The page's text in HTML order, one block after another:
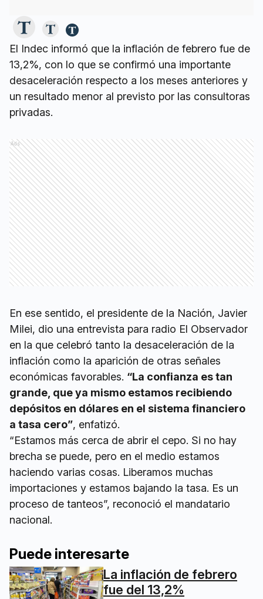
El Indec informó que la inflación de febrero fue de
13,2%, con lo que se confirmó una importante
desaceleración respecto a los meses anteriores y
un resultado menor al previsto por las consultoras
privadas.
Ads
En ese sentido, el presidente de la Nación, Javier
Milei, dio una entrevista para radio El Observador
en la que celebró tanto la desaceleración de la
inflación como la aparición de otras señales
económicas favorables. “La confianza es tan
grande, que ya mismo estamos recibiendo
depósitos en dólares en el sistema financiero
a tasa cero”, enfatizó.
“Estamos más cerca de abrir el cepo. Si no hay
brecha se puede, pero en el medio estamos
haciendo varias cosas. Liberamos muchas
importaciones y estamos bajando la tasa. Es un
proceso de tanteos”, reconoció el mandatario
nacional.
Puede interesarte
La inflación de febrero
fue del 13,2%